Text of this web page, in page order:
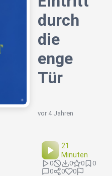
durch
die
enge
Tür
vor 4 Jahren
21
Minuten
0 0 0
0
0
0 0